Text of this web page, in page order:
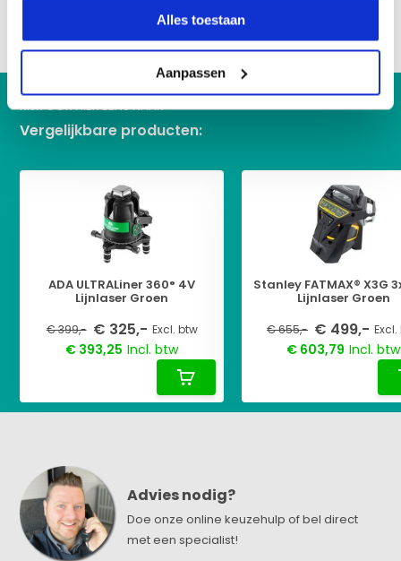
Alles toestaan
Aanpassen
Delen
KIJK OOK HIER EENS NAAR
Vergelijkbare producten:
ADA ULTRALiner 360° 4V
Lijnlaser Groen
€ 399,- € 325,- Excl. btw
€ 393,25 Incl. btw
Stanley FATMAX® X3G
Lijnlaser Groen
€ 655,- € 499,-
€ 603,79 Incl. btw
Advies nodig?
Doe onze online keuzehulp of bel direct
met een specialist!